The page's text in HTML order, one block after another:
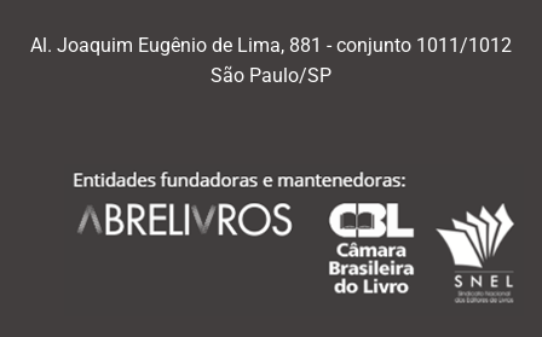
Al. Joaquim Eugênio de Lima, 881 - conjunto 1011/1012
São Paulo/SP